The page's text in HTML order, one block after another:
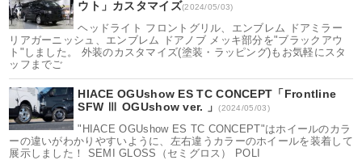
ウト」カスタマイズ(2024/05/03)
ヘッドライト フロントグリル、エンブレム ドアミラー
リアガーニッシュ、エンブレム ドアノブ メッキ部分を"ブラックアウ
ト"しました。 外装のカスタマイズ(塗装・ラッピング)もお気軽にスタ
ッフまでご
HIACE OGUshow ES TC CONCEPT「Frontline
SFW Ⅲ OGUshow ver. 」(2024/05/03)
"HIACE OGUshow ES TC CONCEPT"はホイールのカラ
ーの違いがわかりやすいように、左右違うカラーのホイールを装着して
展示しました！ SEMI GLOSS（セミグロス） POLI